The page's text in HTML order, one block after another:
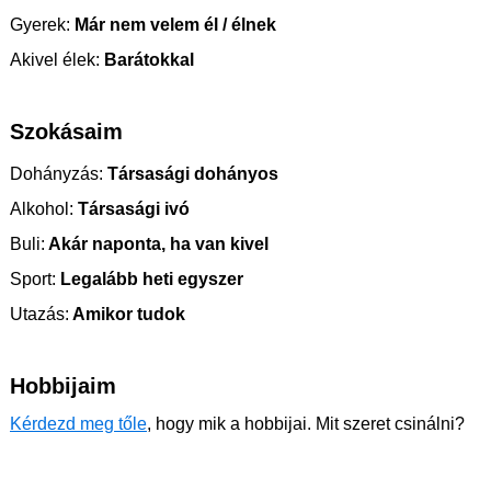
Gyerek: Már nem velem él / élnek
Akivel élek: Barátokkal
Szokásaim
Dohányzás: Társasági dohányos
Alkohol: Társasági ivó
Buli: Akár naponta, ha van kivel
Sport: Legalább heti egyszer
Utazás: Amikor tudok
Hobbijaim
Kérdezd meg tőle, hogy mik a hobbijai. Mit szeret csinálni?